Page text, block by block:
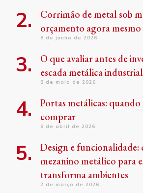
Corrimão de metal sob
orçamento agora mesmo
8 de junho de 2026
O que avaliar antes de
escada metálica industrial
8 de maio de 2026
Portas metálicas: quando
comprar
8 de abril de 2026
Design e funcionalidade:
mezanino metálico para
transforma ambientes
2 de março de 2026